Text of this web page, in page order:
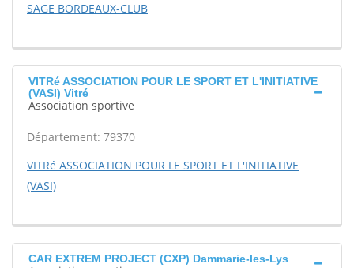
SAGE BORDEAUX-CLUB
VITRé ASSOCIATION POUR LE SPORT ET L'INITIATIVE
(VASI) Vitré
Association sportive
Département: 79370
VITRé ASSOCIATION POUR LE SPORT ET L'INITIATIVE
(VASI)
CAR EXTREM PROJECT (CXP) Dammarie-les-Lys